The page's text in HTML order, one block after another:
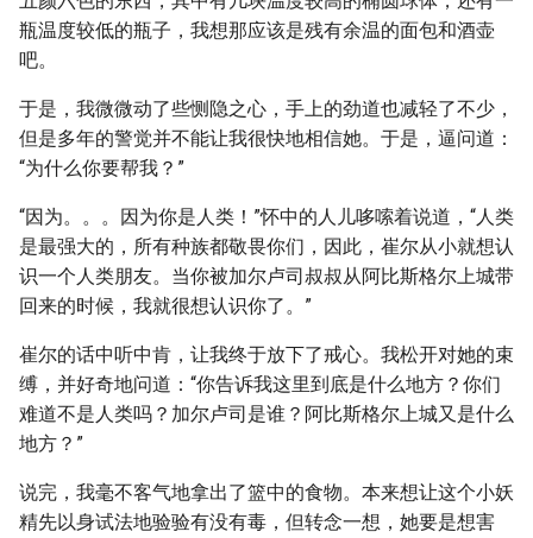
瓶温度较低的瓶子，我想那应该是残有余温的面包和酒壶
吧。
于是，我微微动了些恻隐之心，手上的劲道也减轻了不少，
但是多年的警觉并不能让我很快地相信她。于是，逼问道：
“为什么你要帮我？”
“因为。。。因为你是人类！”怀中的人儿哆嗦着说道，“人类
是最强大的，所有种族都敬畏你们，因此，崔尔从小就想认
识一个人类朋友。当你被加尔卢司叔叔从阿比斯格尔上城带
回来的时候，我就很想认识你了。”
崔尔的话中听中肯，让我终于放下了戒心。我松开对她的束
缚，并好奇地问道：“你告诉我这里到底是什么地方？你们
难道不是人类吗？加尔卢司是谁？阿比斯格尔上城又是什么
地方？”
说完，我毫不客气地拿出了篮中的食物。本来想让这个小妖
精先以身试法地验验有没有毒，但转念一想，她要是想害